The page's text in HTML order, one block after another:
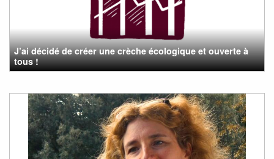
J’ai décidé de créer une crèche écologique et ouverte à
tous !